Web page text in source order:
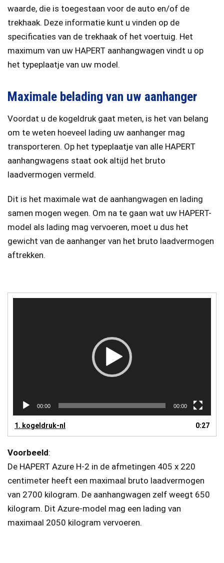
waarde, die is toegestaan voor de auto en/of de
trekhaak. Deze informatie kunt u vinden op de
specificaties van de trekhaak of het voertuig. Het
maximum van uw HAPERT aanhangwagen vindt u op
het typeplaatje van uw model.
Maximale belading van uw aanhanger
Voordat u de kogeldruk gaat meten, is het van belang
om te weten hoeveel lading uw aanhanger mag
transporteren. Op het typeplaatje van alle HAPERT
aanhangwagens staat ook altijd het bruto
laadvermogen vermeld.
Dit is het maximale wat de aanhangwagen en lading
samen mogen wegen. Om na te gaan wat uw HAPERT-
model als lading mag vervoeren, moet u dus het
gewicht van de aanhanger van het bruto laadvermogen
aftrekken.
00:00 00:00
1. kogeldruk-nl 0:27
Voorbeeld:
De HAPERT Azure H-2 in de afmetingen 405 x 220
centimeter heeft een maximaal bruto laadvermogen
van 2700 kilogram. De aanhangwagen zelf weegt 650
kilogram. Dit Azure-model mag een lading van
maximaal 2050 kilogram vervoeren.